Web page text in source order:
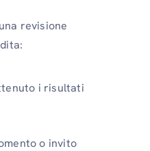
revisione
i risultati
o invito